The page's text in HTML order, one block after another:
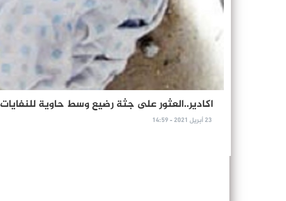
اكادير..العثور على جثة رضيع وسط حاوية للنفايات
23 أبريل 2021 - 14:59